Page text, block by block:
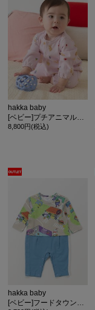
hakka baby
[ベビー]プチアニマルプリントミニ裏毛カバーオール
8,800円(税込)
hakka baby
[ベビー]フードタウンプリント長袖カバーオール